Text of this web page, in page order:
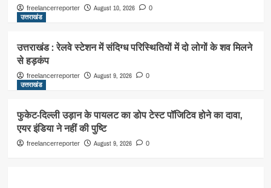
freelancerreporter August 10, 2026 0
उत्तराखंड
उत्तराखंड : रेलवे स्टेशन में संदिग्ध परिस्थितियों में दो लोगों के शव मिलने
से हड़कंप
freelancerreporter August 9, 2026 0
उत्तराखंड
फुकेट-दिल्ली उड़ान के पायलट का डोप टेस्ट पॉजिटिव होने का दावा,
एयर इंडिया ने नहीं की पुष्टि
freelancerreporter August 9, 2026 0